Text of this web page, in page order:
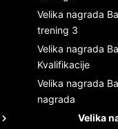
Velika nagrada
trening 3
Velika nagrada
Kvalifikacije
Velika nagrada
nagrada
Velika